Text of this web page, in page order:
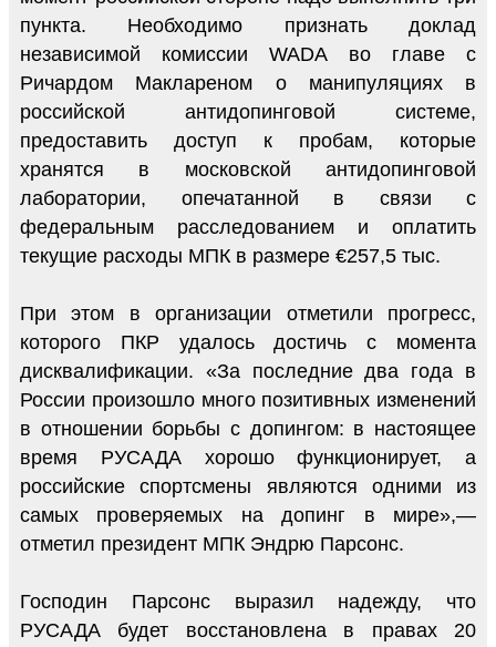
пункта. Необходимо признать доклад
независимой комиссии WADA во главе с
Ричардом Маклареном о манипуляциях в
российской антидопинговой системе,
предоставить доступ к пробам, которые
хранятся в московской антидопинговой
лаборатории, опечатанной в связи с
федеральным расследованием и оплатить
текущие расходы МПК в размере €257,5 тыс.
При этом в организации отметили прогресс,
которого ПКР удалось достичь с момента
дисквалификации. «За последние два года в
России произошло много позитивных изменений
в отношении борьбы с допингом: в настоящее
время РУСАДА хорошо функционирует, а
российские спортсмены являются одними из
самых проверяемых на допинг в мире»,—
отметил президент МПК Эндрю Парсонс.
Господин Парсонс выразил надежду, что
РУСАДА будет восстановлена в правах 20